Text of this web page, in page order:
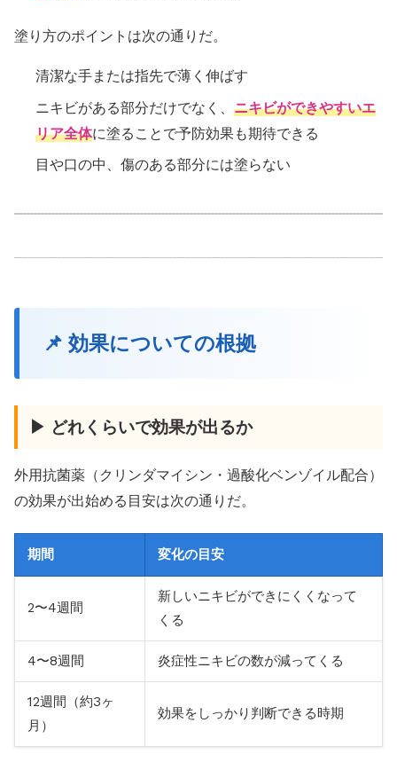
塗り方のポイントは次の通りだ。
清潔な手または指先で薄く伸ばす
ニキビがある部分だけでなく、 ニキビができやすいエ
リア全体に塗ることで予防効果も期待できる
目や口の中、傷のある部分には塗らない
📌 効果についての根拠
▶ どれくらいで効果が出るか
外用抗菌薬（クリンダマイシン・過酸化ベンゾイル配合）
の効果が出始める目安は次の通りだ。
期間 変化の目安
2〜4週間
新しいニキビができにくくなって
くる
4〜8週間 炎症性ニキビの数が減ってくる
12週間（約3ヶ
月）
効果をしっかり判断できる時期